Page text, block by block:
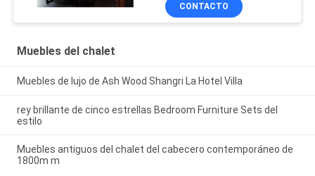
CONTACTO
Muebles del chalet
Muebles de lujo de Ash Wood Shangri La Hotel Villa
rey brillante de cinco estrellas Bedroom Furniture Sets del
estilo
Muebles antiguos del chalet del cabecero contemporáneo de
1800m m